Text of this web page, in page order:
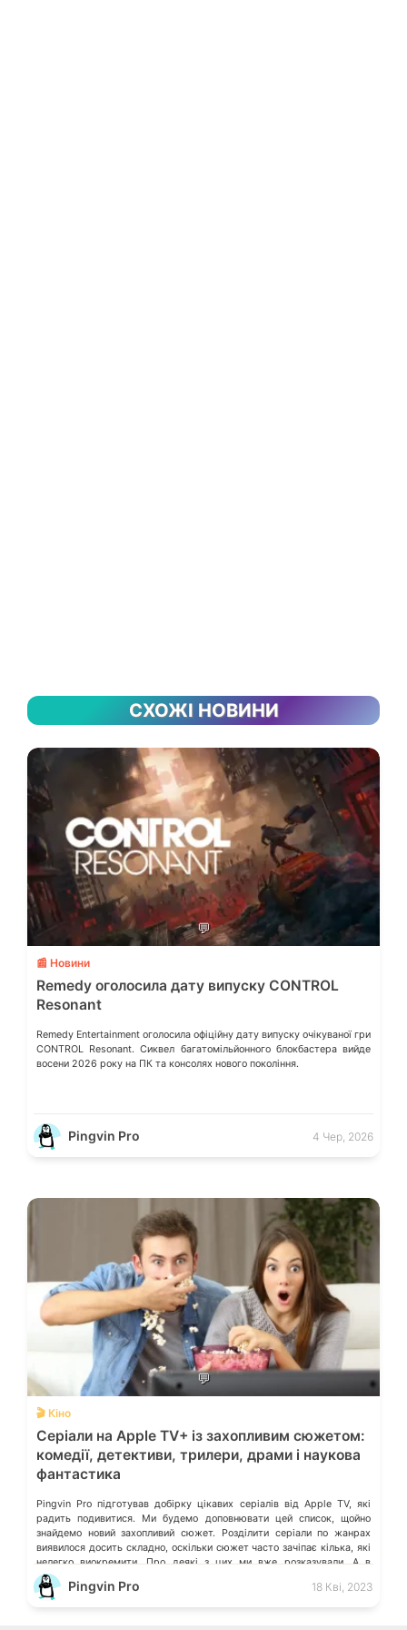
СХОЖІ НОВИНИ
💬
📰 Новини
Remedy оголосила дату випуску CONTROL
Resonant
Remedy Entertainment оголосила офіційну дату випуску очікуваної гри
CONTROL Resonant. Сиквел багатомільйонного блокбастера вийде
восени 2026 року на ПК та консолях нового покоління.
Pingvin Pro 4 Чер, 2026
💬
🎬 Кіно
Серіали на Apple TV+ із захопливим сюжетом:
комедії, детективи, трилери, драми і наукова
фантастика
Pingvin Pro підготував добірку цікавих серіалів від Apple TV, які
радить подивитися. Ми будемо доповнювати цей список, щойно
знайдемо новий захопливий сюжет. Розділити серіали по жанрах
виявилося досить складно, оскільки сюжет часто зачіпає кілька, які
нелегко виокремити. Про деякі з цих ми вже розказували. А в
коментарях можете порадити ті серіали, які вразили Вас, і […]
Pingvin Pro 18 Кві, 2023